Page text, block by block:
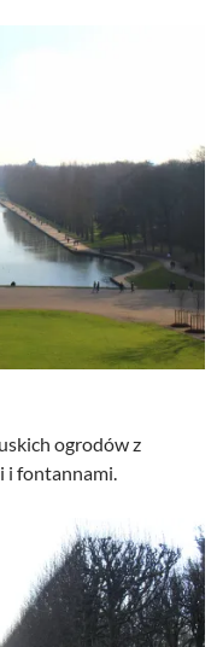
ogrodów z
i fontannami.